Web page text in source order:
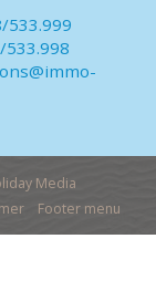
533.999
533.998
Media
Footer menu